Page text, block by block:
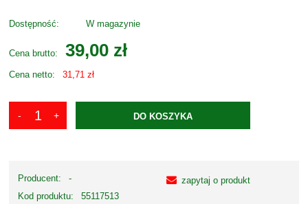
Dostępność: W magazynie
Cena brutto: 39,00 zł
Cena netto: 31,71 zł
DO KOSZYKA
Producent:
-
Kod produktu:
55117513
zapytaj o produkt